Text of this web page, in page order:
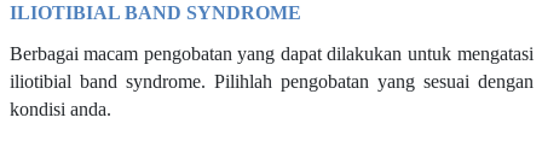
ILIOTIBIAL BAND SYNDROME
Berbagai macam pengobatan yang dapat dilakukan untuk mengatasi
iliotibial band syndrome. Pilihlah pengobatan yang sesuai dengan
kondisi anda.